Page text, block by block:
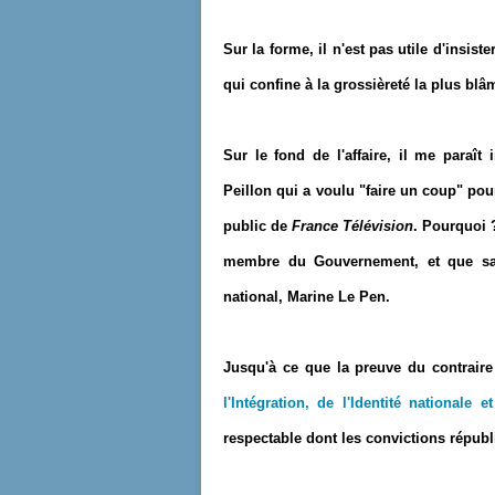
Sur la forme, il n'est pas utile
qui confine à la grossièreté la plus
Sur le fond de l'affaire, il me paraît
Peillon qui a voulu "faire un coup"
public de France Télévision. Pourquoi
membre du Gouvernement, et que
national, Marine Le Pen.
Jusqu'à ce que la preuve du
l'Intégration, de l'Identité nationale
respectable dont les convictions